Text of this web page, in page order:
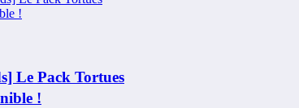
Le Pack Tortues
!